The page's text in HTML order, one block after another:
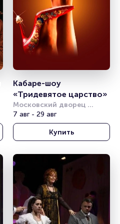
Кабаре-шоу
«Тридевятое царство»
Московский дворец
молодёжи
7 авг - 29 авг
Купить